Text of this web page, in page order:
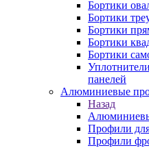
Бортики
Бортики
Бортики
Бортики
Бортики
панелей
Алюминиевые
Назад
Профили
Профили